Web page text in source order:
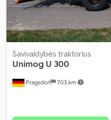
Pragsdorf 703 km
Savivaldybės traktorius
Unimog U 300